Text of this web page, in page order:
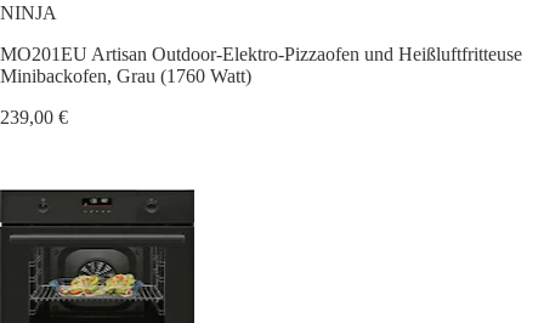
NINJA
MO201EU Artisan Outdoor-Elektro-Pizzaofen und Heißluftfritteuse
Minibackofen, Grau (1760 Watt)
239,00 €